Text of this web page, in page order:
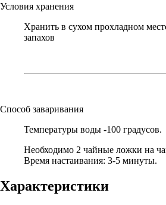
Условия хранения
Хранить в сухом прохладном
запахов
Способ заваривания
Температуры воды -100 градусов.
Необходимо 2 чайные ложки на
Время настаивания: 3-5 минуты.
Характеристики